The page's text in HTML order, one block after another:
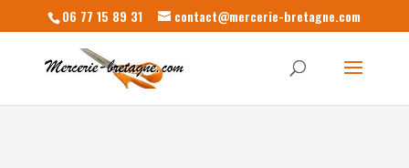
06 77 15 89 31 contact@mercerie-bretagne.com